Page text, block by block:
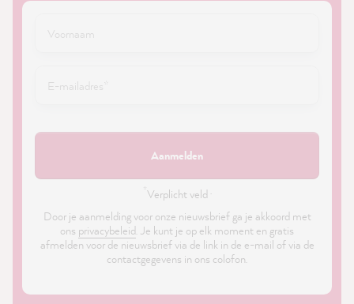
Aanmelden
Verplicht veld ·
Door je aanmelding voor onze nieuwsbrief ga je akkoord met
ons privacybeleid. Je kunt je op elk moment en gratis
afmelden voor de nieuwsbrief via de link in de e-mail of via de
contactgegevens in ons colofon.